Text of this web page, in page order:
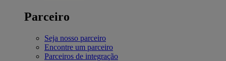
Parceiro
Seja nosso parceiro
Encontre um parceiro
Parceiros de integração